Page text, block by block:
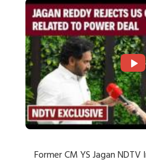
Former CM YS Jagan